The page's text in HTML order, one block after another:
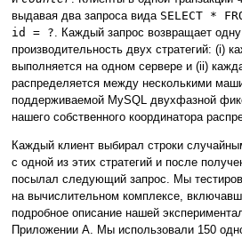
выдавая два запроса вида SELECT *
id = ?. Каждый запрос возвращает
производительность двух стратегий: (i)
выполняется на одном сервере и (ii)
распределяется между несколькими
поддерживаемой MySQL двухфазной
нашего собственного координатора
Каждый клиент выбирал строки
с одной из этих стратегий и после
посылал следующий запрос. Мы
на вычислительном комплексе,
подробное описание нашей
Приложении A. Мы использовали 150